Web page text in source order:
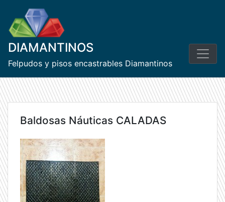
content
DIAMANTINOS
Felpudos y pisos encastrables Diamantinos
Baldosas Náuticas CALADAS